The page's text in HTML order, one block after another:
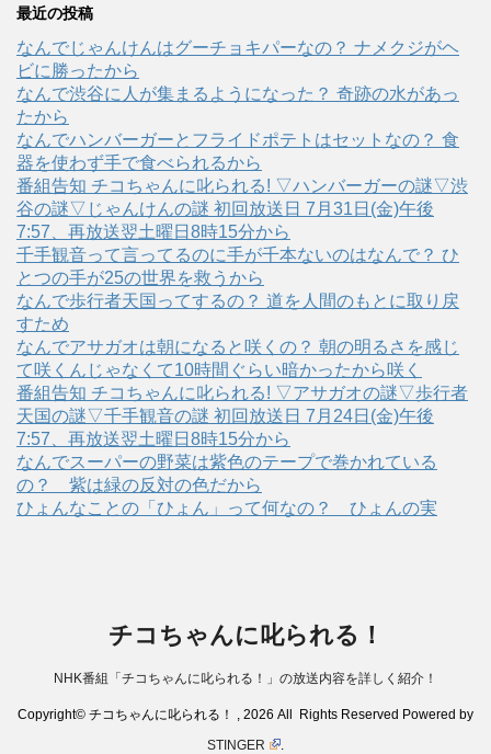
最近の投稿
なんでじゃんけんはグーチョキパーなの？ ナメクジがヘ
ビに勝ったから
なんで渋谷に人が集まるようになった？ 奇跡の水があっ
たから
なんでハンバーガーとフライドポテトはセットなの？ 食
器を使わず手で食べられるから
番組告知 チコちゃんに叱られる! ▽ハンバーガーの謎▽渋
谷の謎▽じゃんけんの謎 初回放送日 7月31日(金)午後
7:57、再放送翌土曜日8時15分から
千手観音って言ってるのに手が千本ないのはなんで？ ひ
とつの手が25の世界を救うから
なんで歩行者天国ってするの？ 道を人間のもとに取り戻
すため
なんでアサガオは朝になると咲くの？ 朝の明るさを感じ
て咲くんじゃなくて10時間ぐらい暗かったから咲く
番組告知 チコちゃんに叱られる! ▽アサガオの謎▽歩行者
天国の謎▽千手観音の謎 初回放送日 7月24日(金)午後
7:57、再放送翌土曜日8時15分から
なんでスーパーの野菜は紫色のテープで巻かれている
の？ 紫は緑の反対の色だから
ひょんなことの「ひょん」って何なの？ ひょんの実
チコちゃんに叱られる！
NHK番組「チコちゃんに叱られる！」の放送内容を詳しく紹介！
Copyright© チコちゃんに叱られる！ , 2026 All Rights Reserved Powered by
STINGER
.